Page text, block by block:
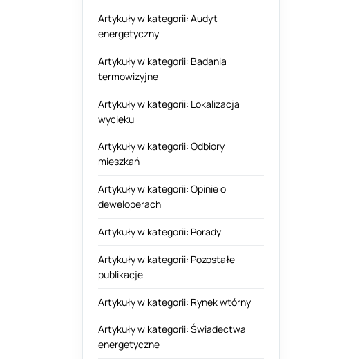
Artykuły w kategorii: Audyt
energetyczny
Artykuły w kategorii: Badania
termowizyjne
Artykuły w kategorii: Lokalizacja
wycieku
Artykuły w kategorii: Odbiory
mieszkań
Artykuły w kategorii: Opinie o
deweloperach
Artykuły w kategorii: Porady
Artykuły w kategorii: Pozostałe
publikacje
Artykuły w kategorii: Rynek wtórny
Artykuły w kategorii: Świadectwa
energetyczne